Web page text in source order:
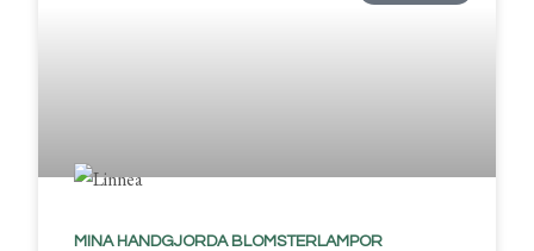
MINA HANDGJORDA BLOMSTERLAMPOR